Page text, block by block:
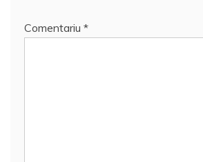
Comentariu *